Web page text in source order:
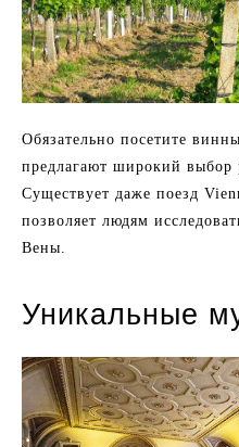
Обязательно посетите
предлагают широкий выбор
Существует даже поезд
позволяет людям
Вены.
Уникальные